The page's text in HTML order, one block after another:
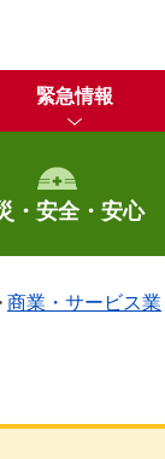
緊急情報
・安全・安心
商業・サービス業